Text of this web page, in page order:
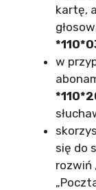
kartę,
w
się do
rozwiń